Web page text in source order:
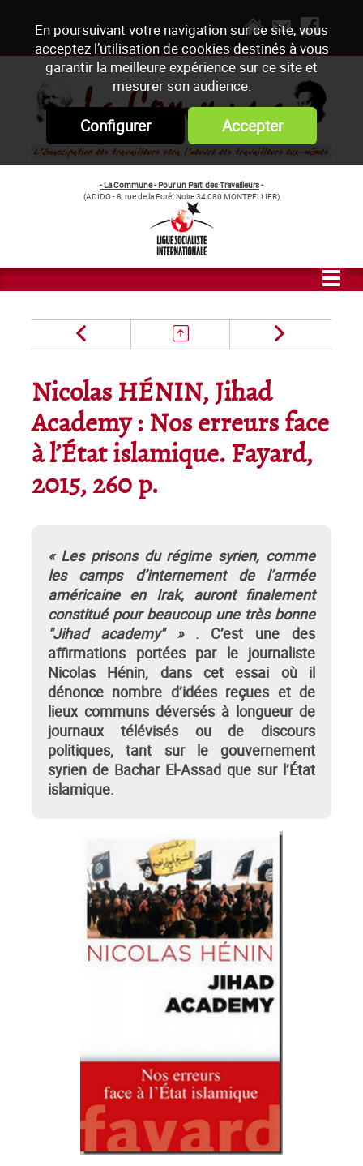
En poursuivant votre navigation sur ce site, vous
acceptez l’utilisation de cookies destinés à vous
garantir la meilleure expérience sur ce site et
mesurer son audience.
Configurer Accepter
- La Commune - Pour un Parti des Travailleurs-
(ADIDO - 8, rue de la Forêt Noire 34 080 MONTPELLIER)
Nicolas HÉNIN, Jihad
Academy : Nos erreurs face
à l’État islamique. Fayard,
2015, 260 p.
« Les prisons du régime syrien, comme
les camps d’internement de l’armée
américaine en Irak, auront finalement
constitué pour beaucoup une très bonne
"Jihad academy" » . C’est une des
affirmations portées par le journaliste
Nicolas Hénin, dans cet essai où il
dénonce nombre d’idées reçues et de
lieux communs déversés à longueur de
journaux télévisés ou de discours
politiques, tant sur le gouvernement
syrien de Bachar El-Assad que sur l’État
islamique.